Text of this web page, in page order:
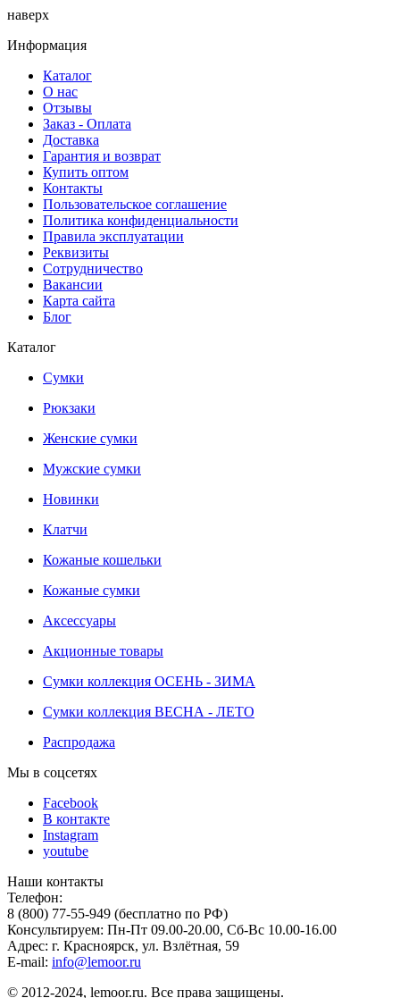
наверх
Информация
Каталог
О нас
Отзывы
Заказ - Оплата
Доставка
Гарантия и возврат
Купить оптом
Контакты
Пользовательское соглашение
Политика конфиденциальности
Правила эксплуатации
Реквизиты
Сотрудничество
Вакансии
Карта сайта
Блог
Каталог
Сумки
Рюкзаки
Женские сумки
Мужские сумки
Новинки
Клатчи
Кожаные кошельки
Кожаные сумки
Аксессуары
Акционные товары
Сумки коллекция ОСЕНЬ - ЗИМА
Сумки коллекция ВЕСНА - ЛЕТО
Распродажа
Мы в соцсетях
Facebook
В контакте
Instagram
youtube
Наши контакты
Телефон:
8 (800) 77-55-949 (бесплатно по РФ)
Консультируем: Пн-Пт 09.00-20.00, Сб-Вс 10.00-16.00
Адрес: г. Красноярск, ул. Взлётная, 59
E-mail: info@lemoor.ru
© 2012-2024, lemoor.ru. Все права защищены.